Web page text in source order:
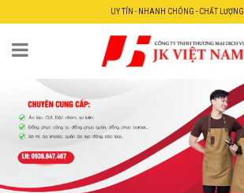
UY TÍN - NHANH CHÓNG - CHẤT LƯỢNG